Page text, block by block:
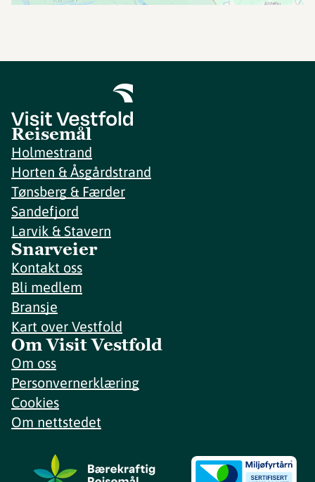
Reisemål
Holmestrand
Horten & Åsgårdstrand
Tønsberg & Færder
Sandefjord
Larvik & Stavern
Snarveier
Kontakt oss
Bli medlem
Bransje
Kart over Vestfold
Om Visit Vestfold
Om oss
Personvernerklæring
Cookies
Om nettstedet